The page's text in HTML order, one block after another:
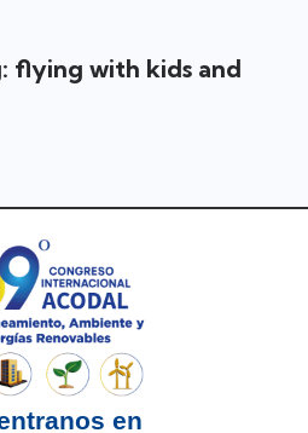
flying with kids and
en